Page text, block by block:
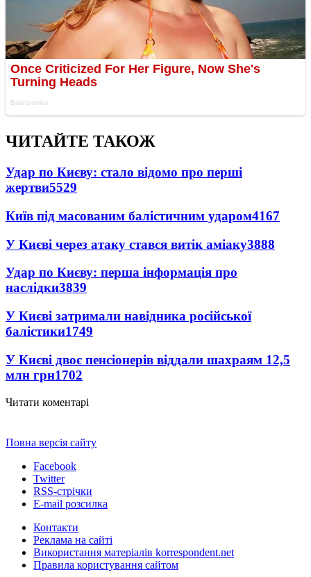
ЧИТАЙТЕ ТАКОЖ
Удар по Києву: стало відомо про перші
жертви5529
Київ під масованим балістичним ударом4167
У Києві через атаку стався витік аміаку3888
Удар по Києву: перша інформація про
наслідки3839
У Києві затримали навідника російської
балістики1749
У Києві двоє пенсіонерів віддали шахраям 12,5
млн грн1702
Читати коментарі
Повна версія сайту
Facebook
Twitter
RSS-стрічки
E-mail розсилка
Контакти
Реклама на сайті
Використання матеріалів korrespondent.net
Правила користування сайтом